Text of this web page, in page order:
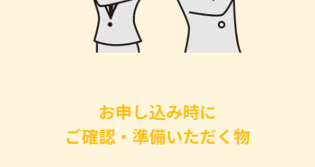
お申し込み時に
ご確認・準備いただく物